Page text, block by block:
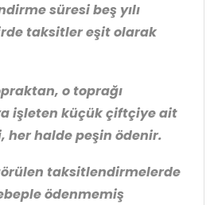
süresi beş yılı
taksitler eşit olarak
o toprağı
işleten küçük çiftçiye ait
her halde peşin ödenir.
taksitlendirmelerde
ödenmemiş